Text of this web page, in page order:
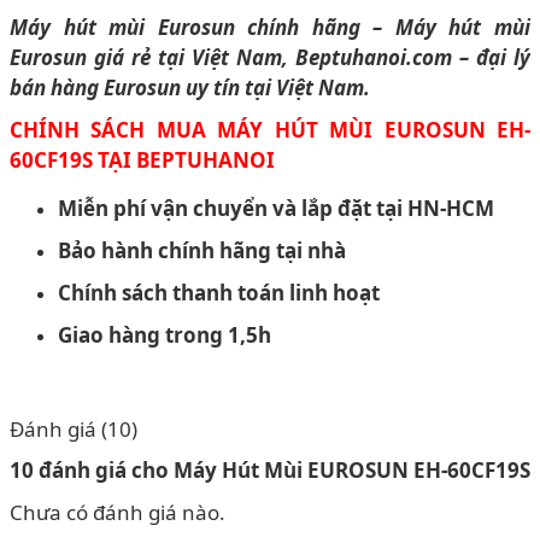
Máy hút mùi Eurosun chính hãng – Máy hút mùi
Eurosun giá rẻ tại Việt Nam, Beptuhanoi.com – đại lý
bán hàng Eurosun uy tín tại Việt Nam.
CHÍNH SÁCH MUA MÁY HÚT MÙI EUROSUN EH-
60CF19STẠI BEPTUHANOI
Miễn phí vận chuyển và lắp đặt tại HN-HCM
Bảo hành chính hãng tại nhà
Chính sách thanh toán linh hoạt
Giao hàng trong 1,5h
Đánh giá (10)
10 đánh giá cho Máy Hút Mùi EUROSUN EH-60CF19S
Chưa có đánh giá nào.